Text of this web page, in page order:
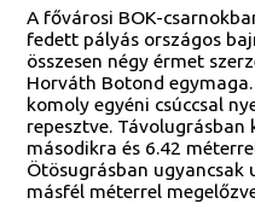
A fővárosi BOK-
fedett pályás országos
összesen négy érmet
Horváth Botond
komoly egyéni csúccsal
repesztve.
másodikra és 6.42
Ötösugrásban
másfél méterrel